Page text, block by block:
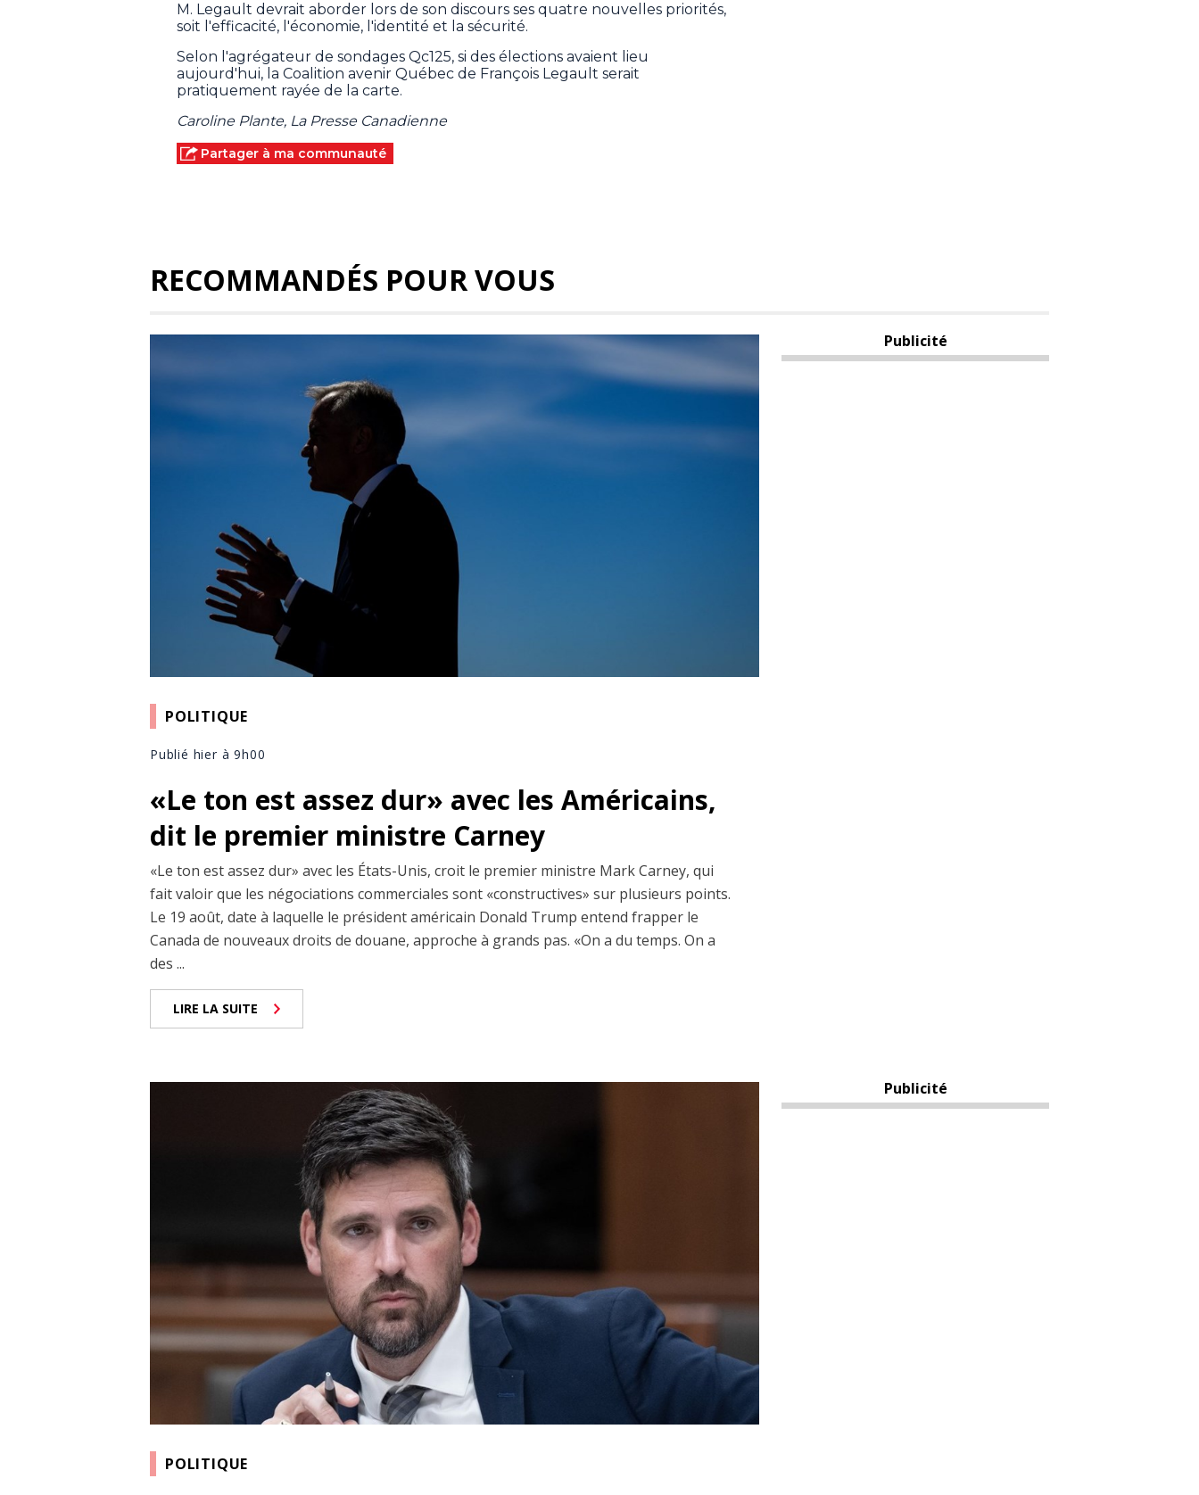
M. Legault devrait aborder lors de son discours ses quatre nouvelles priorités,
soit l'efficacité, l'économie, l'identité et la sécurité.
Selon l'agrégateur de sondages Qc125, si des élections avaient lieu
aujourd'hui, la Coalition avenir Québec de François Legault serait
pratiquement rayée de la carte.
Caroline Plante, La Presse Canadienne
Partager à ma communauté
RECOMMANDÉS POUR VOUS
POLITIQUE
Publié hier à 9h00
«Le ton est assez dur» avec les Américains,
dit le premier ministre Carney
«Le ton est assez dur» avec les États-Unis, croit le premier ministre Mark Carney, qui
fait valoir que les négociations commerciales sont «constructives» sur plusieurs points.
Le 19 août, date à laquelle le président américain Donald Trump entend frapper le
Canada de nouveaux droits de douane, approche à grands pas. «On a du temps. On a
des ...
LIRE LA SUITE
Publicité
POLITIQUE
Publicité